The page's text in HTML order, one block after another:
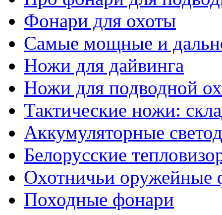
Фонари для охоты
Самые мощные и
Ножи для дайвинга
Ножи для подводной
Тактические ножи:
Аккумуляторные
Белорусские
Охотничьи оружейные
Походные фонари